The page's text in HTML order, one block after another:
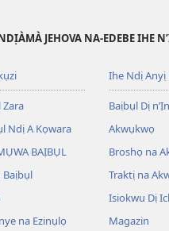
JEHOVA NA-EDEBE IHE
Ndị A Kọwara
BAỊBỤL
Baịbụl
na Ezinụlọ
Ihe Ndị Anyị
Baịbụl Dị
Akwụkwọ
Broshọ na
Traktị na
Isiokwu Dị
Magazin